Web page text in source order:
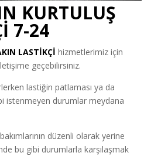
KURTULUŞ
7-24
LASTİKÇİ hizmetlerimiz için
geçebilirsiniz.
lastiğin patlaması ya da
istenmeyen durumlar meydana
düzenli olarak yerine
bu gibi durumlarla karşılaşmak